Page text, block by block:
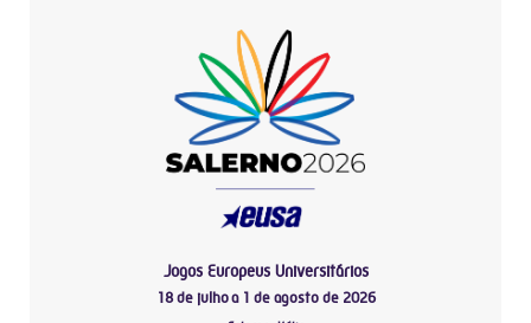
Jogos Europeus Universitários
18 de julho a 1 de agosto de 2026